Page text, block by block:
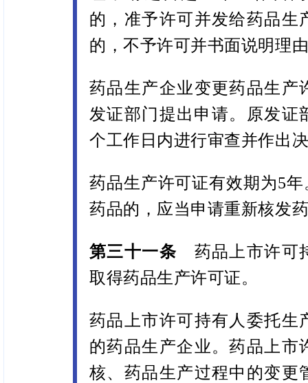
的，准予许可并发给药品生
的，不予许可并书面说明理
药品生产企业变更药品生产
发证部门提出申请。原发证
个工作日内进行审查并作出
药品生产许可证有效期为5
药品的，应当申请重新核发
第三十一条 药品上市许可
取得药品生产许可证。
药品上市许可持有人委托生
的药品生产企业。药品上市
核、药品生产过程中的变更